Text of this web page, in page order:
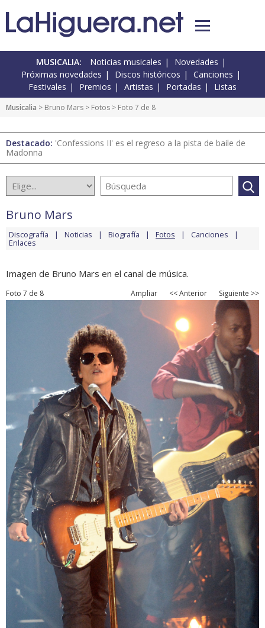
MUSICALIA: Noticias musicales
Novedades
Próximas novedades
Discos históricos
Canciones
Festivales
Premios Artistas Portadas Listas
Musicalia > Bruno Mars > Fotos > Foto 7 de 8
Destacado: 'Confessions II' es el regreso a la pista de baile de
Madonna
Bruno Mars
Discografía Noticias Biografía Fotos Canciones
Enlaces
Imagen de Bruno Mars en el canal de música.
Foto 7 de 8 Ampliar << Anterior Siguiente >>